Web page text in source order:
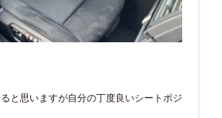
と思いますが自分の丁度良いシートポジ